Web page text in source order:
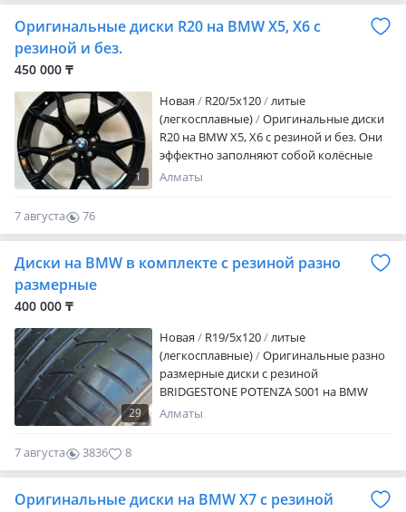
при одновременном повышении их
жёсткости в результате чего
Оригинальные диски R20 на BMW X5, X6 с
резиной и без.
450 000 ₸
1
Новая R20/5x120
литые
(легкосплавные)
Оригинальные диски
R20 на BMW X5, X6 с резиной и без. Они
эффектно заполняют собой колёсные
арки. В случае впервые применяются
при одновременном повышении их
жёсткости в результате чего
Алматы
7 августа
76
0
Диски на BMW в комплекте с резиной разно
размерные
400 000 ₸
29
Новая R19/5x120
литые
(легкосплавные)
Оригинальные разно
размерные диски с резиной
BRIDGESTONE POTENZA S001 на BMW
Можно отдельно: Комплект дисков 400
отправить по РК
Алматы
7 августа 3836 8
Оригинальные диски на BMW X7 с резиной